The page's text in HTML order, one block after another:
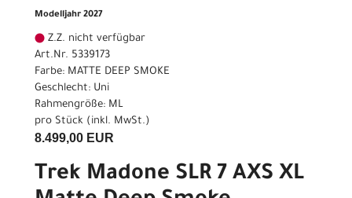
Modelljahr 2027
Z.Z. nicht verfügbar
Art.Nr. 5339173
Farbe: MATTE DEEP SMOKE
Geschlecht: Uni
Rahmengröße: ML
pro Stück (inkl. MwSt.)
8.499,00 EUR
Trek Madone SLR 7 AXS XL